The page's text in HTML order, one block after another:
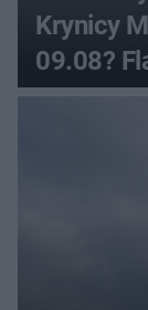
Krynicy
09.08?